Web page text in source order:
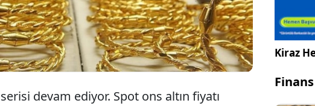
devam ediyor. Spot ons altın fiyatı
Kiraz